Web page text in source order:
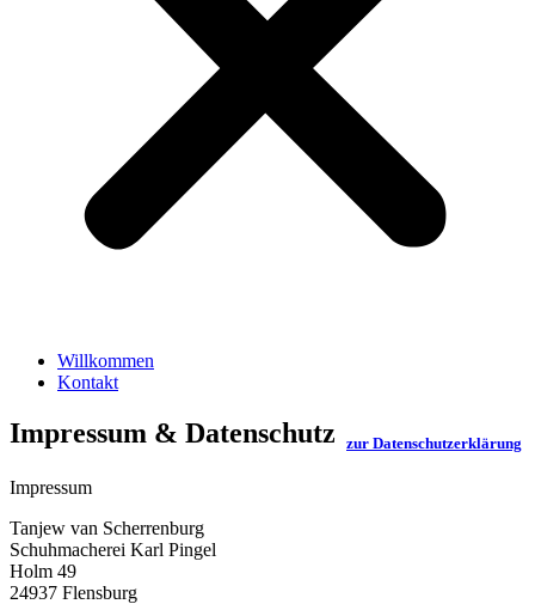
Willkommen
Kontakt
Impressum & Datenschutz zur Datenschutzerklärung
Impressum
Tanjew van Scherrenburg
Schuhmacherei Karl Pingel
Holm 49
24937 Flensburg